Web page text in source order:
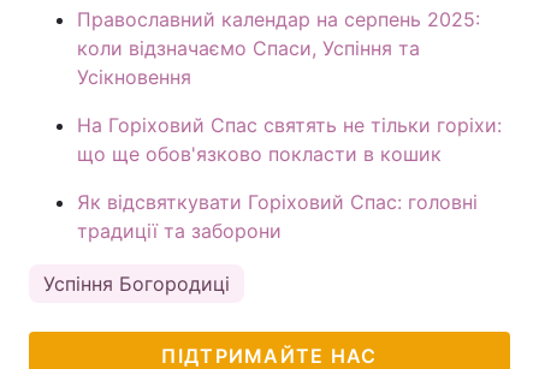
Православний календар на серпень 2025:
коли відзначаємо Спаси, Успіння та
Усікновення
На Горіховий Спас святять не тільки горіхи:
що ще обов'язково покласти в кошик
Як відсвяткувати Горіховий Спас: головні
традиції та заборони
Успіння Богородиці
ПІДТРИМАЙТЕ НАС